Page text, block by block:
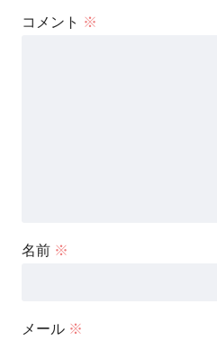
コメント ※
名前 ※
メール ※